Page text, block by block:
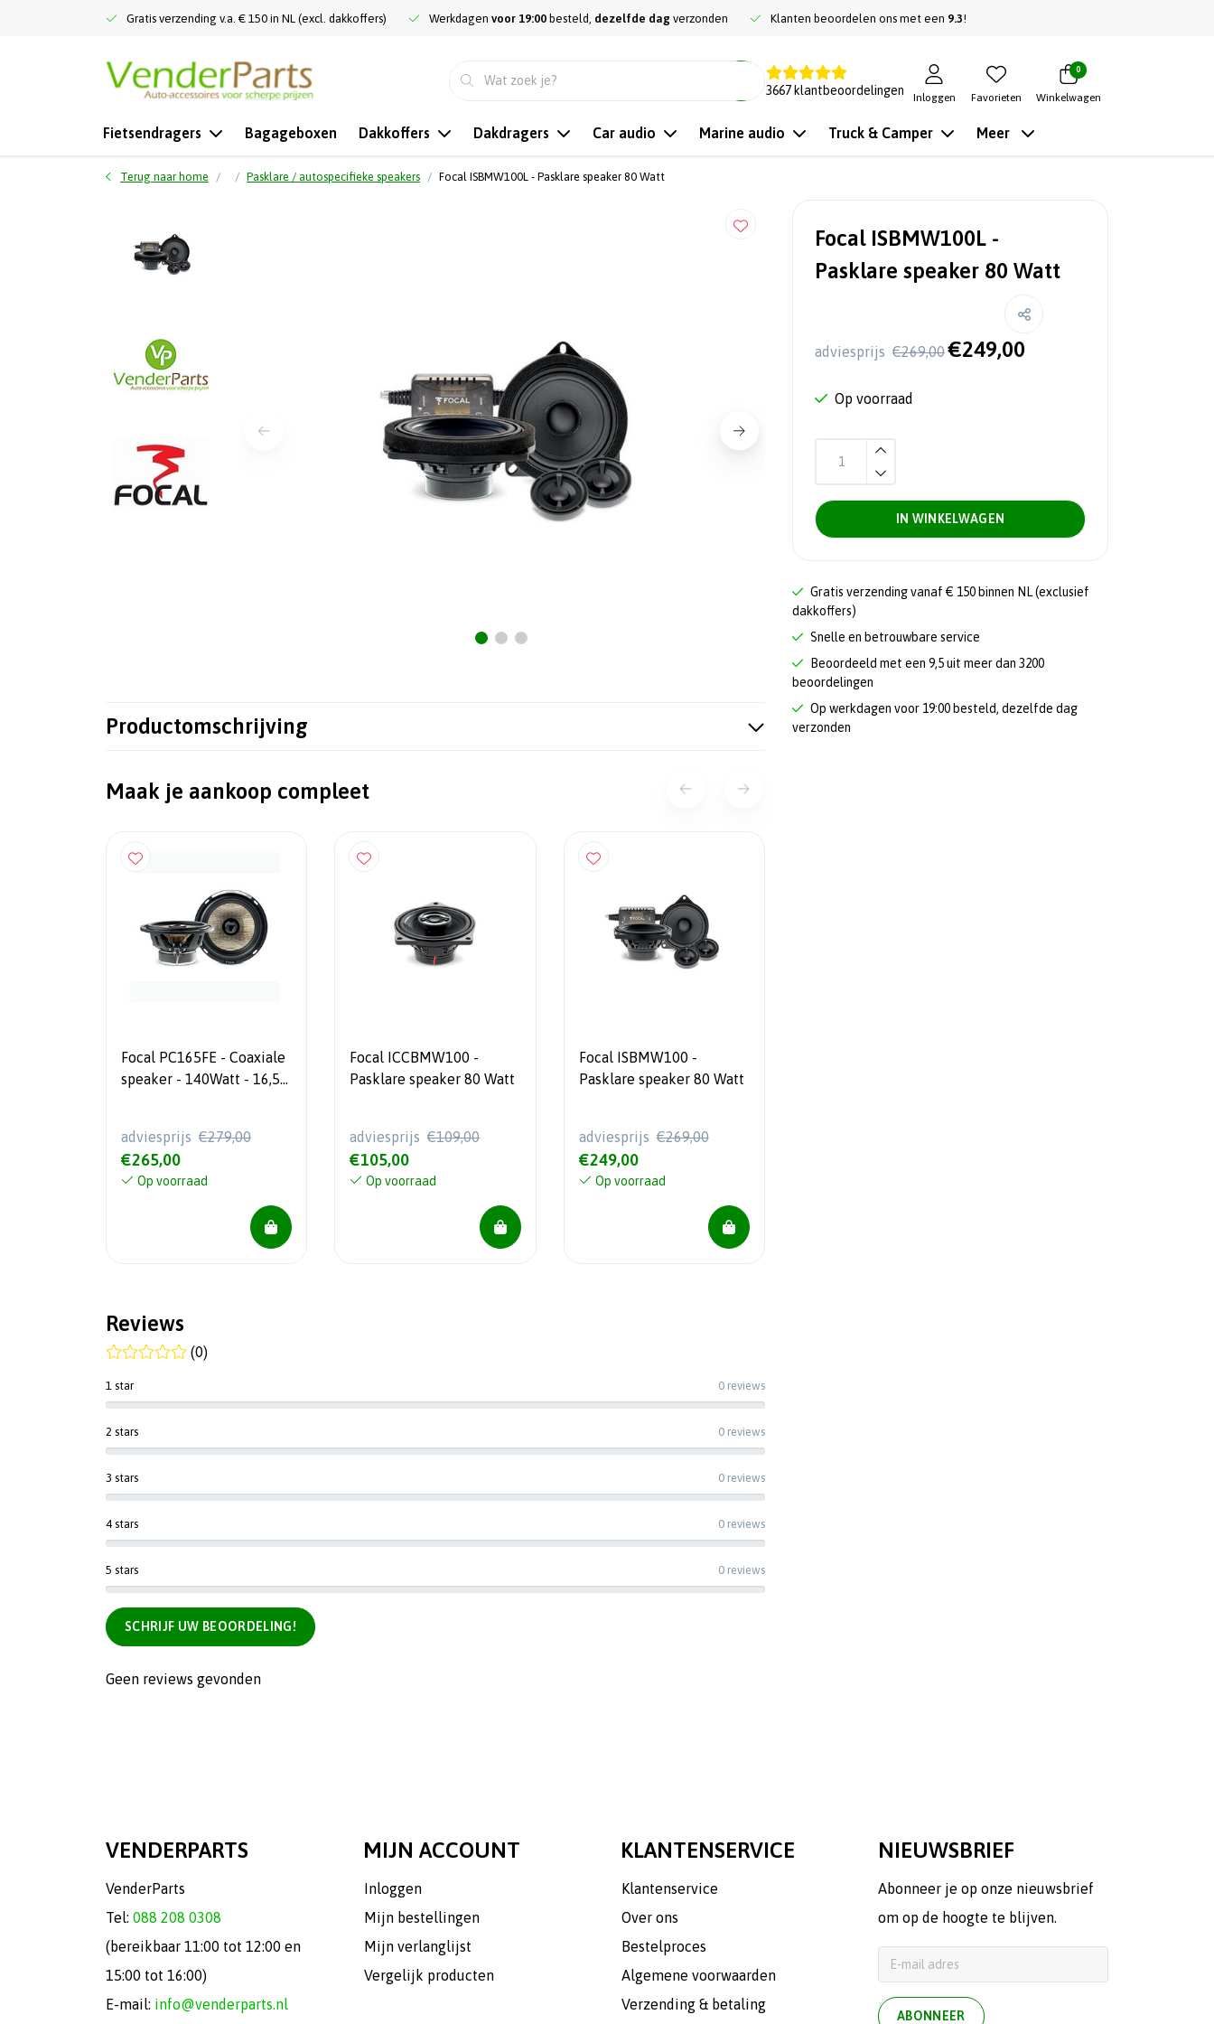
Gratis verzending v.a. € 150 in NL (excl. dakkoffers) Werkdagen voor 19:00 besteld, dezelfde dag verzonden Klanten beoordelen ons met een 9.3!
3667 klantbeoordelingen
Inloggen Favorieten
0
Winkelwagen
Fietsendragers Bagageboxen Dakkoffers Dakdragers Car audio Marine audio Truck & Camper Meer
Terug naar home Pasklare / autospecifieke speakers Focal ISBMW100L - Pasklare speaker 80 Watt
Focal ISBMW100L -
Pasklare speaker 80 Watt
adviesprijs €269,00 €249,00
Op voorraad
IN WINKELWAGEN
Gratis verzending vanaf € 150 binnen NL (exclusief
dakkoffers)
Snelle en betrouwbare service
Beoordeeld met een 9,5 uit meer dan 3200
beoordelingen
Op werkdagen voor 19:00 besteld, dezelfde dag
verzonden
Productomschrijving
Maak je aankoop compleet
Focal PC165FE - Coaxiale
speaker - 140Watt - 16,5
adviesprijs €279,00
€265,00
Op voorraad
Focal ICCBMW100 -
Pasklare speaker 80 Watt
adviesprijs €109,00
€105,00
Op voorraad
Focal ISBMW100 -
Pasklare speaker 80 Watt
adviesprijs €269,00
€249,00
Op voorraad
Reviews
(0)
1 star 0 reviews
2 stars 0 reviews
3 stars 0 reviews
4 stars 0 reviews
5 stars 0 reviews
SCHRIJF UW BEOORDELING!
Geen reviews gevonden
VENDERPARTS
VenderParts
Tel: 088 208 0308
(bereikbaar 11:00 tot 12:00 en
15:00 tot 16:00)
E-mail: info@venderparts.nl
MIJN ACCOUNT
Inloggen
Mijn bestellingen
Mijn verlanglijst
Vergelijk producten
KLANTENSERVICE
Klantenservice
Over ons
Bestelproces
Algemene voorwaarden
Verzending & betaling
NIEUWSBRIEF
Abonneer je op onze nieuwsbrief
om op de hoogte te blijven.
ABONNEER